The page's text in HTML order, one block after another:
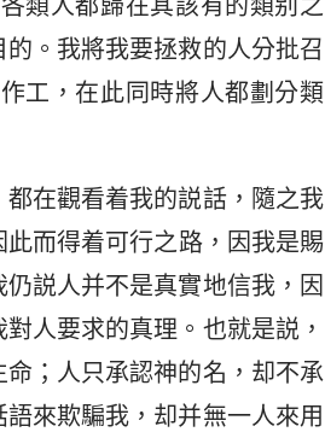
類人都歸在其該有的類别之
。我將我要拯救的人分批召
工，在此同時將人都劃分類
在觀看着我的説話，隨之我
而得着可行之路，因我是賜
説人并不是真實地信我，因
人要求的真理。也就是説，
；人只承認神的名，却不承
來欺騙我，却并無一人來用